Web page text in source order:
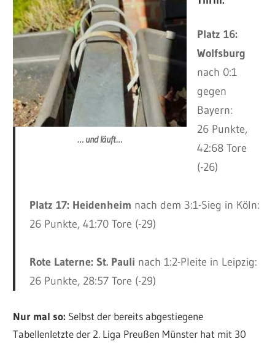
… und läuft…
Platz 16:
Wolfsburg
nach 0:1
gegen
Bayern:
26 Punkte,
42:68 Tore
(-26)
Platz 17: Heidenheim nach dem 3:1-Sieg in Köln:
26 Punkte, 41:70 Tore (-29)
Rote Laterne: St. Pauli nach 1:2-Pleite in Leipzig:
26 Punkte, 28:57 Tore (-29)
Nur mal so: Selbst der bereits abgestiegene
Tabellenletzte der 2. Liga Preußen Münster hat mit 30